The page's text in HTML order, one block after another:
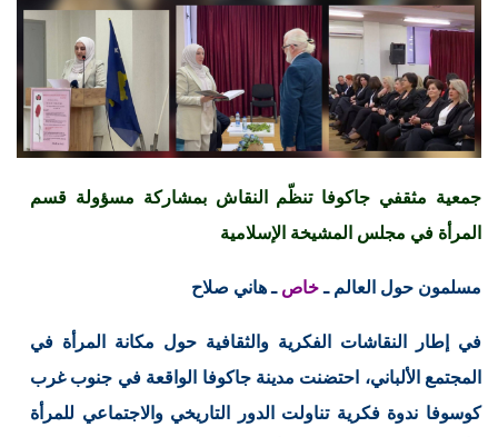
جمعية مثقفي جاكوفا تنظّم النقاش بمشاركة مسؤولة قسم
المرأة في مجلس المشيخة الإسلامية
مسلمون حول العالم ـخاص ـ هاني صلاح
في إطار النقاشات الفكرية والثقافية حول مكانة المرأة في
المجتمع الألباني، احتضنت مدينة جاكوفا الواقعة في جنوب غرب
كوسوفا ندوة فكرية تناولت الدور التاريخي والاجتماعي للمرأة